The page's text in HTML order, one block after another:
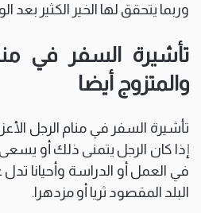
وربما يتحقق لها الخير الكثير بعد
تأشيرة السفر في
والمتزوج أيضا
تأشيرة السفر في منام الرجل
إذا كان الرجل يتمنى ذلك أو
في العمل أو الدراسة وأحيانا تدل
البلد المقصود ثريا أو مزدهرا.